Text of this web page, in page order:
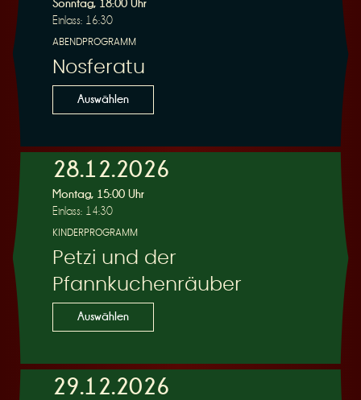
Sonntag, 18:00 Uhr
Einlass: 16:30
ABENDPROGRAMM
Nosferatu
Auswählen
28.12.2026
Montag, 15:00 Uhr
Einlass: 14:30
KINDERPROGRAMM
Petzi und der
Pfannkuchenräuber
Auswählen
29.12.2026